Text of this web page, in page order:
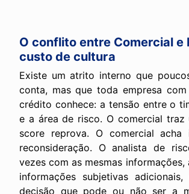
O conflito entre Comercial e
custo de cultura
Existe um atrito interno que
conta, mas que toda empresa
crédito conhece: a tensão entre o
e a área de risco. O comercial traz
score reprova. O comercial acha
reconsideração. O analista de
vezes com as mesmas informações,
informações subjetivas
decisão que pode ou não ser a